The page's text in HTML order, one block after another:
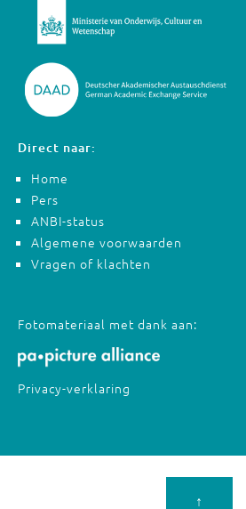
Direct naar:
Home
Pers
ANBI-status
Algemene voorwaarden
Vragen of klachten
Fotomateriaal met dank aan:
Privacy-verklaring
↑